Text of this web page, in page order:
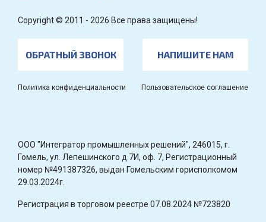
Copyright © 2011 - 2026 Все права защищены!
ОБРАТНЫЙ ЗВОНОК НАПИШИТЕ НАМ
Политика конфиденциальности Пользовательское соглашение
OOO "Интегратор промышленных решений", 246015, г.
Гомель, ул. Лепешинского д.7И, оф. 7, Регистрационный
номер №491387326, выдан Гомельским горисполкомом
29.03.2024г.
Регистрация в торговом реестре 07.08.2024 №723820